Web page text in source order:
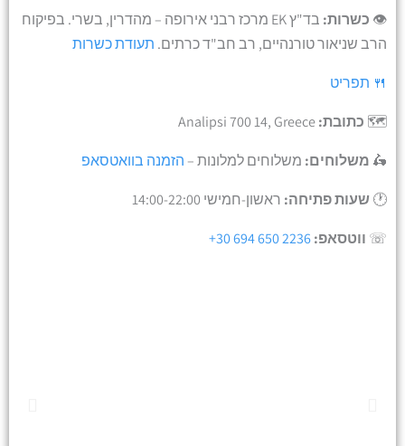
👁️ כשרות:
בד"ץ EK מרכז רבני אירופה – מהדרין, בשרי. בפיקוח
הרב שניאור טורנהיים, רב חב"ד כרתים. תעודת כשרות
🍴 תפריט
🗺️ כתובת:Analipsi 700 14, Greece
🛵 משלוחים: משלוחים למלונות – הזמנה בוואטסאפ
🕐שעות פתיחה: ראשון-חמישי 14:00-22:00
☏ ווטסאפ:+30 694 650 2236